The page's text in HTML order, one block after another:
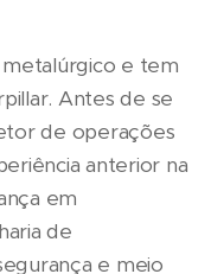
e tem
Antes de se
de operações
anterior na
em
de
e meio